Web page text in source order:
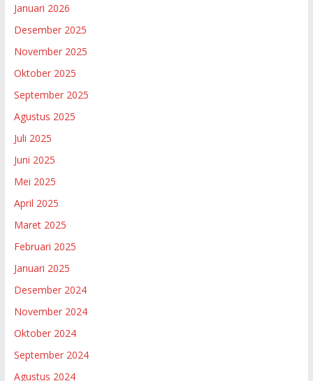
Januari 2026
Desember 2025
November 2025
Oktober 2025
September 2025
Agustus 2025
Juli 2025
Juni 2025
Mei 2025
April 2025
Maret 2025
Februari 2025
Januari 2025
Desember 2024
November 2024
Oktober 2024
September 2024
Agustus 2024